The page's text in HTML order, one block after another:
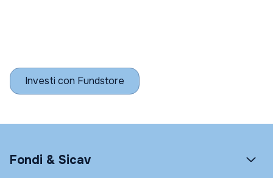
Investi con Fundstore
Fondi & Sicav